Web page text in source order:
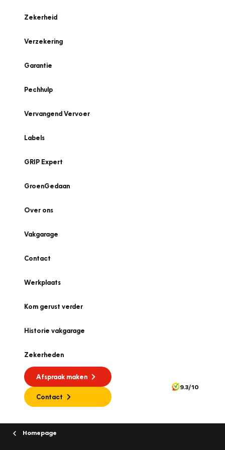
Zekerheid
Verzekering
Garantie
Pechhulp
Vervangend Vervoer
Labels
GRIP Expert
GroenGedaan
Over ons
Vakgarage
Contact
Werkplaats
Kom gerust verder
Historie vakgarage
Zekerheden
Afspraak maken
Contact
9.3/10
Homepage